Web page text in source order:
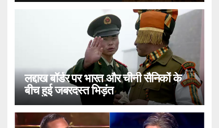
लद्दाख बॉर्डर पर भारत और चीनी सैनिकों के
बीच हुई जबरदस्त भिड़ंत